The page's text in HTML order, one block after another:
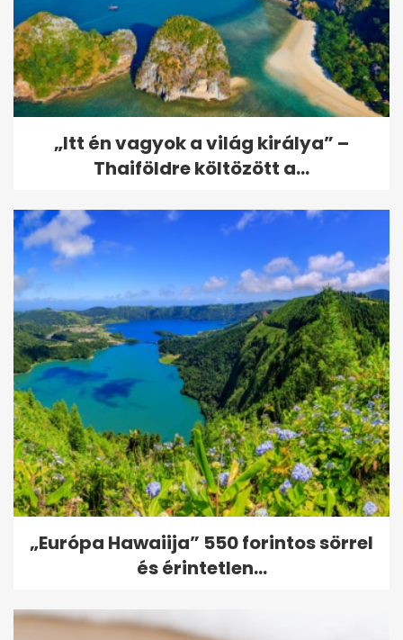
„Itt én vagyok a világ királya” –
Thaiföldre költözött a...
„Európa Hawaiija” 550 forintos sörrel
és érintetlen...